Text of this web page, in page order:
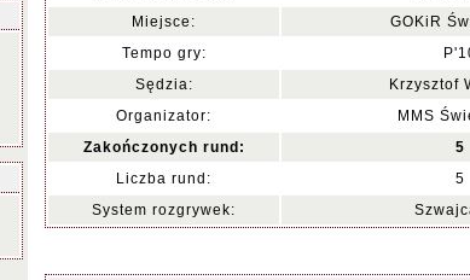
Miejsce:
GOKiR
Tempo gry:
Sędzia:
Krzysztof
Organizator:
MMS
Zakończonych rund:
5
Liczba rund:
5
System rozgrywek: